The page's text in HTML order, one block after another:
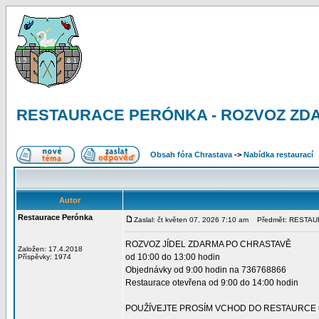
RESTAURACE PERÓNKA - ROZVOZ
Obsah fóra Chrastava -> Nabídka restaurací
Autor
Restaurace Perónka
Založen: 17.4.2018
Příspěvky: 1974
Zaslal: čt květen 07, 2026 7:10 am Předmět:
ROZVOZ JÍDEL ZDARMA PO CHRASTAVĚ
od 10:00 do 13:00 hodin
Objednávky od 9:00 hodin na 736768866
Restaurace otevřena od 9:00 do 14:00 hodin
POUŽÍVEJTE PROSÍM VCHOD DO